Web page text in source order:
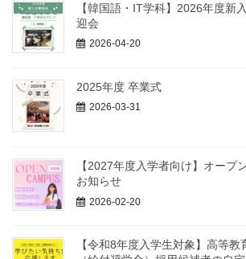
【韓国語・IT学科】2026年度新
迎会
2026-04-20
2025年度 卒業式
2026-03-31
【2027年度入学者向け】オープ
お知らせ
2026-02-20
【令和8年度入学生対象】高等